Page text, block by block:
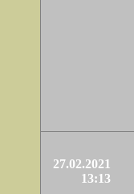
27.02.2021
13:13